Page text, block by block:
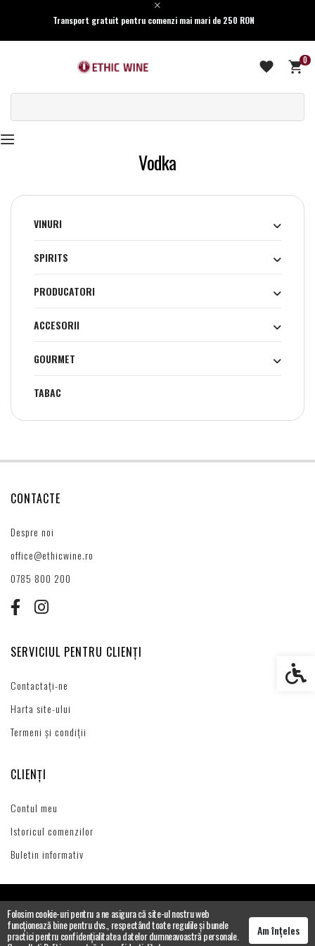
Transport gratuit pentru comenzi mai mari de 250 RON
0
Vodka
VINURI
SPIRITS
PRODUCATORI
ACCESORII
GOURMET
TABAC
Folosim cookie-uri pentru a ne asigura că site-ul nostru web
funcționează bine pentru dvs., respectând toate regulile și bunele
practici pentru confidențialitatea datelor dumneavoastră personale. Am înțeles
CONTACTE
Despre noi
office@ethicwine.ro
0785 800 200
SERVICIUL PENTRU CLIENȚI
Contactați-ne
Harta site-ului
Termeni și condiții
CLIENȚI
Contul meu
Istoricul comenzilor
Buletin informativ
Setări